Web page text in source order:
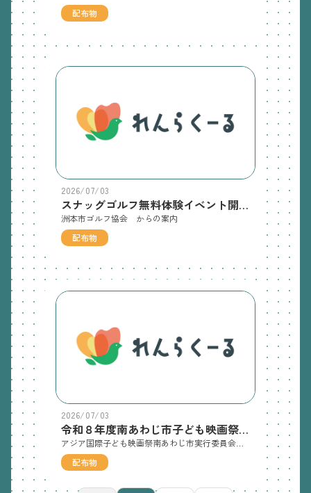
配布物
2026/07/03
スナッグゴルフ無料体験イベント開催のご案内 チラシ
洲本市ゴルフ協会 からの案内
配布物
2026/07/03
令和８年度南あわじ市子ども映画祭のチラシ
配布物